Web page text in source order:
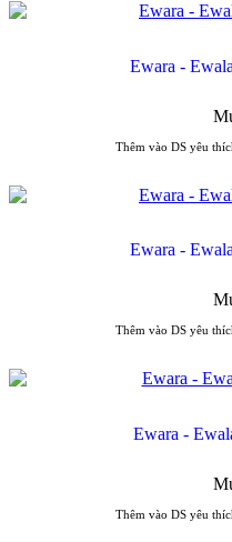
Ewara -
Thêm vào DS yêu
Ewara -
Thêm vào DS yêu
Ewara -
Thêm vào DS yêu